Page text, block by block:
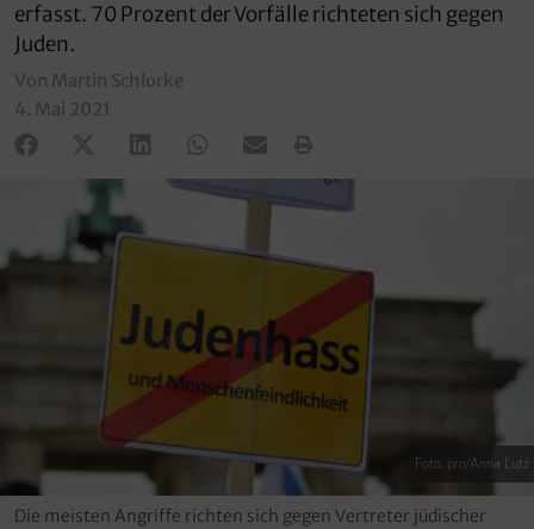
erfasst. 70 Prozent der Vorfälle richteten sich gegen
Juden.
Von Martin Schlorke
4. Mai 2021
Foto: pro/Anna Lutz
Die meisten Angriffe richten sich gegen Vertreter jüdischer